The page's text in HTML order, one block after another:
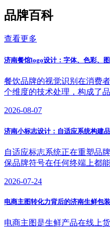
品牌百科
查看更多
济南餐馆logo设计：字体、色彩、
餐饮品牌的视觉识别在消费
个维度的技术处理，构成了
2026-08-07
济南小标志设计：自适应系统构建
自适应标志系统正在重塑品
保品牌符号在任何终端上都
2026-07-24
电商主图转化力背后的济南生鲜包
电商主图是生鲜产品在线上